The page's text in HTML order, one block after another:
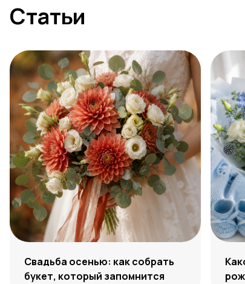
Статьи
Свадьба осенью: как собрать
букет, который запомнится